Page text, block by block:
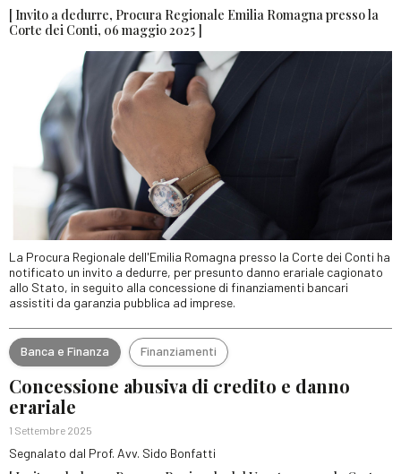
[ Invito a dedurre, Procura Regionale Emilia Romagna presso la
Corte dei Conti, 06 maggio 2025 ]
La Procura Regionale dell'Emilia Romagna presso la Corte dei Conti ha
notificato un invito a dedurre, per presunto danno erariale cagionato
allo Stato, in seguito alla concessione di finanziamenti bancari
assistiti da garanzia pubblica ad imprese.
Banca e Finanza Finanziamenti
Concessione abusiva di credito e danno
erariale
1 Settembre 2025
Segnalato dal Prof. Avv. Sido Bonfatti